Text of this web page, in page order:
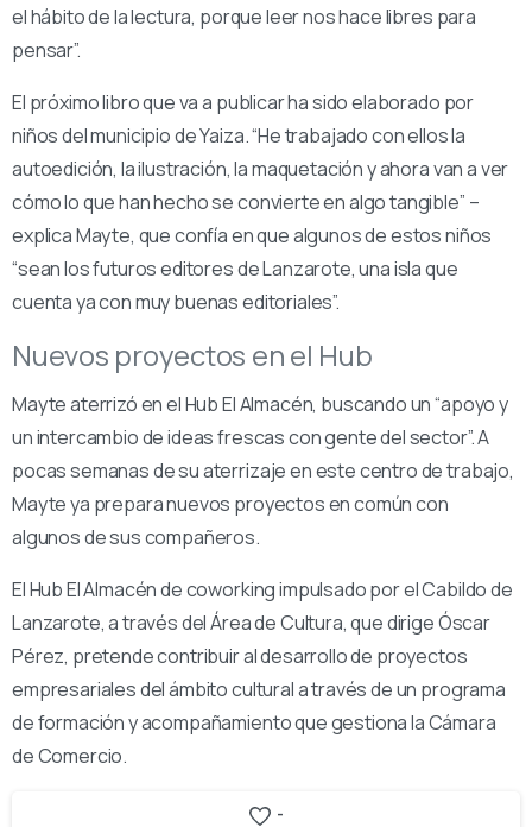
el hábito de la lectura, porque leer nos hace libres para
pensar”.
El próximo libro que va a publicar ha sido elaborado por
niños del municipio de Yaiza. “He trabajado con ellos la
autoedición, la ilustración, la maquetación y ahora van a ver
cómo lo que han hecho se convierte en algo tangible” –
explica Mayte, que confía en que algunos de estos niños
“sean los futuros editores de Lanzarote, una isla que
cuenta ya con muy buenas editoriales”.
Nuevos proyectos en el Hub
Mayte aterrizó en el Hub El Almacén, buscando un “apoyo y
un intercambio de ideas frescas con gente del sector”. A
pocas semanas de su aterrizaje en este centro de trabajo,
Mayte ya prepara nuevos proyectos en común con
algunos de sus compañeros.
El Hub El Almacén de coworking impulsado por el Cabildo de
Lanzarote, a través del Área de Cultura, que dirige Óscar
Pérez, pretende contribuir al desarrollo de proyectos
empresariales del ámbito cultural a través de un programa
de formación y acompañamiento que gestiona la Cámara
de Comercio.
-